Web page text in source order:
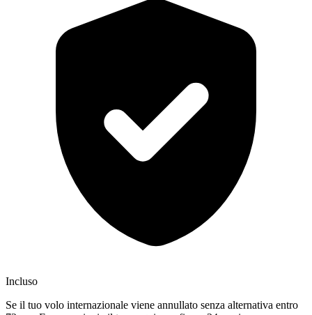
Incluso
Se il tuo volo internazionale viene annullato senza alternativa entro